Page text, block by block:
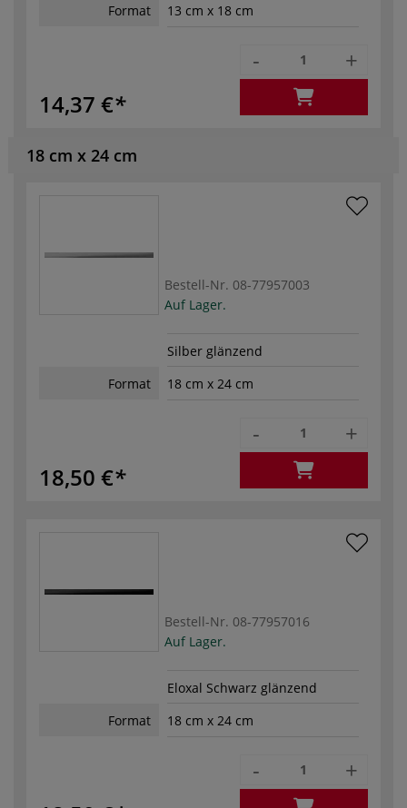
Format
13 cm x 18 cm
14,37 €
- +
18 cm x 24 cm
Bestell-Nr. 08-77957003
Auf Lager.
Silber glänzend
Format
18 cm x 24 cm
18,50 €
- +
Bestell-Nr. 08-77957016
Auf Lager.
Eloxal Schwarz glänzend
Format
18 cm x 24 cm
- +